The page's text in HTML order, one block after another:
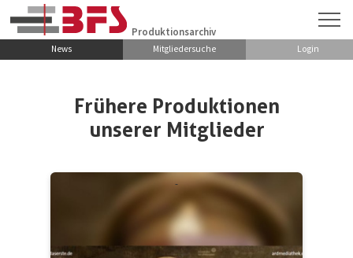
Zum Hauptinhalt springen
Produktionsarchiv
News Mitgliedersuche Login
Frühere Produktionen
unserer Mitglieder